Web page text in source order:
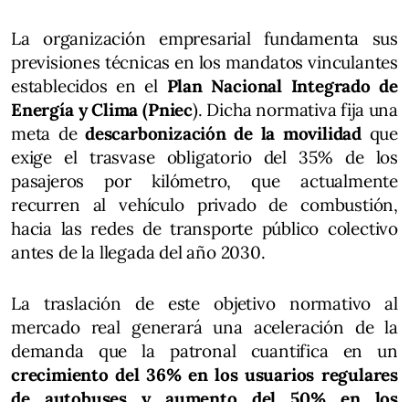
La organización empresarial fundamenta sus
previsiones técnicas en los mandatos vinculantes
establecidos en el Plan Nacional Integrado de
Energía y Clima (Pniec). Dicha normativa fija una
meta de descarbonización de la movilidad que
exige el trasvase obligatorio del 35% de los
pasajeros por kilómetro, que actualmente
recurren al vehículo privado de combustión,
hacia las redes de transporte público colectivo
antes de la llegada del año 2030.
La traslación de este objetivo normativo al
mercado real generará una aceleración de la
demanda que la patronal cuantifica en un
crecimiento del 36% en los usuarios regulares